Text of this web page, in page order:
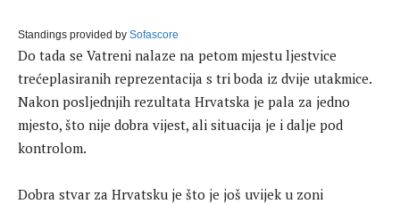
Standings provided by Sofascore
Do tada se Vatreni nalaze na petom mjestu ljestvice
trećeplasiranih reprezentacija s tri boda iz dvije utakmice.
Nakon posljednjih rezultata Hrvatska je pala za jedno
mjesto, što nije dobra vijest, ali situacija je i dalje pod
kontrolom.
Dobra stvar za Hrvatsku je što je još uvijek u zoni